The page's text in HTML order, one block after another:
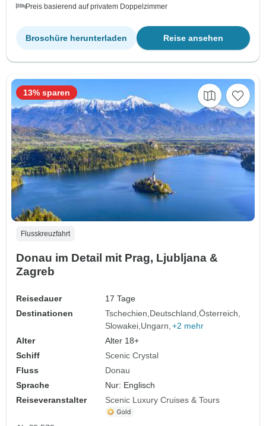
Preis basierend auf privatem Doppelzimmer
Reise ansehen
Broschüre herunterladen
Flusskreuzfahrt
Donau im Detail mit Prag, Ljubljana &
Zagreb
Reisedauer
17 Tage
Destinationen
Tschechien Deutschland Österreich
Slowakei Ungarn +2 mehr
Alter
Alter 18+
Schiff
Scenic Crystal
Fluss
Donau
Sprache
Nur: Englisch
Reiseveranstalter
Scenic Luxury Cruises & Tours
13% sparen